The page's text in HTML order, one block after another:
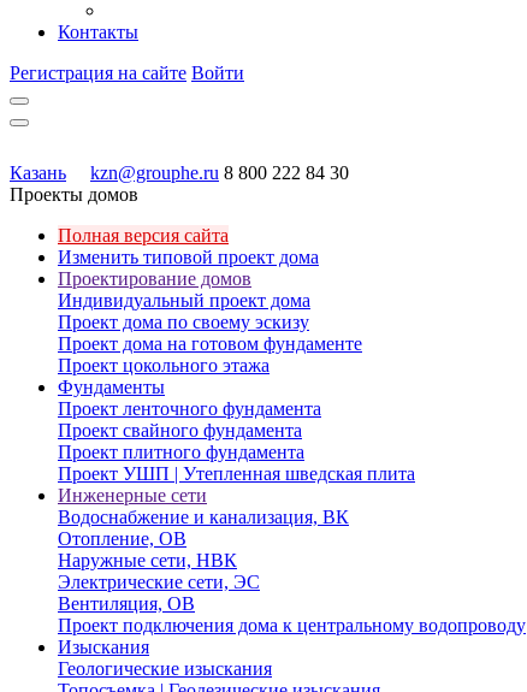
Контакты
Регистрация на сайте Войти
Казань kzn@grouphe.ru 8 800 222 84 30
Проекты домов
Полная версия сайта
Изменить типовой проект дома
Проектирование домов
Индивидуальный проект дома
Проект дома по своему эскизу
Проект дома на готовом фундаменте
Проект цокольного этажа
Фундаменты
Проект ленточного фундамента
Проект свайного фундамента
Проект плитного фундамента
Проект УШП | Утепленная шведская плита
Инженерные сети
Водоснабжение и канализация, ВК
Отопление, ОВ
Наружные сети, НВК
Электрические сети, ЭС
Вентиляция, ОВ
Проект подключения дома к центральному водопроводу
Изыскания
Геологические изыскания